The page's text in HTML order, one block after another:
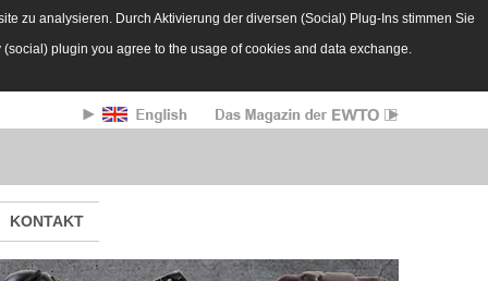
zu analysieren. Durch Aktivierung der diversen (Social) Plug-Ins stimmen Sie
plugin you agree to the usage of cookies and data exchange.
KONTAKT